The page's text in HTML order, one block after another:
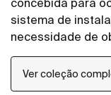
concebida para
sistema de
necessidade de
em conjunto ou
misturar,
acordo com a sua
Ver coleção